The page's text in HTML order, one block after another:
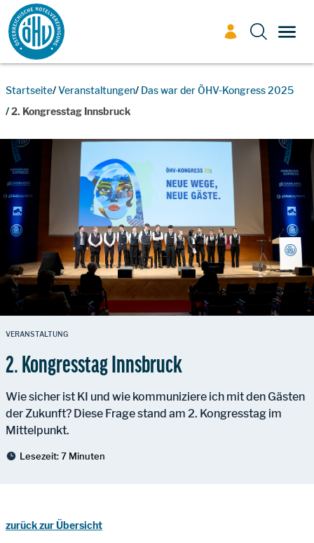
Zum Inhalt
Startseite Veranstaltungen Das war der ÖHV-Kongress 2025
2. Kongresstag Innsbruck
VERANSTALTUNG
2. Kongresstag Innsbruck
Wie sicher ist KI und wie kommuniziere ich mit den Gästen
der Zukunft? Diese Frage stand am 2. Kongresstag im
Mittelpunkt.
Lesezeit:7 Minuten
zurück zur Übersicht